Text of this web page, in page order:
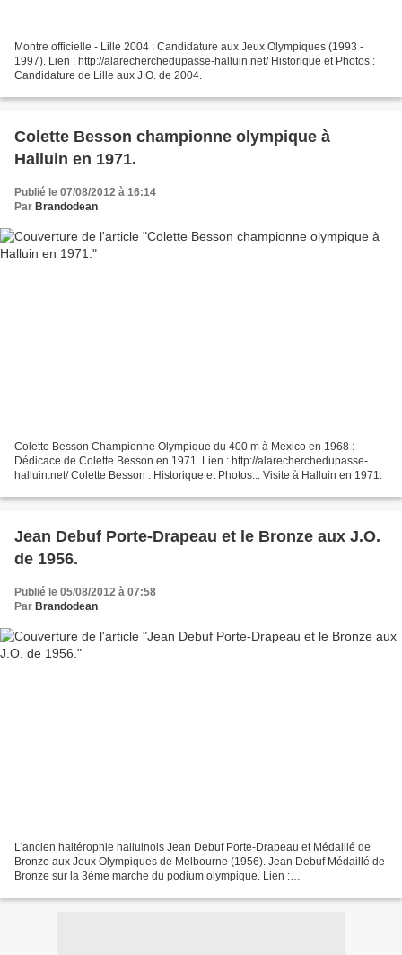
Montre officielle - Lille 2004 : Candidature aux Jeux Olympiques (1993 -
1997). Lien : http://alarecherchedupasse-halluin.net/ Historique et Photos :
Candidature de Lille aux J.O. de 2004.
Colette Besson championne olympique à
Halluin en 1971.
Publié le 07/08/2012 à 16:14
Par Brandodean
Colette Besson Championne Olympique du 400 m à Mexico en 1968 :
Dédicace de Colette Besson en 1971. Lien : http://alarecherchedupasse-
halluin.net/ Colette Besson : Historique et Photos... Visite à Halluin en 1971.
Jean Debuf Porte-Drapeau et le Bronze aux J.O.
de 1956.
Publié le 05/08/2012 à 07:58
Par Brandodean
L'ancien haltérophie halluinois Jean Debuf Porte-Drapeau et Médaillé de
Bronze aux Jeux Olympiques de Melbourne (1956). Jean Debuf Médaillé de
Bronze sur la 3ème marche du podium olympique. Lien :